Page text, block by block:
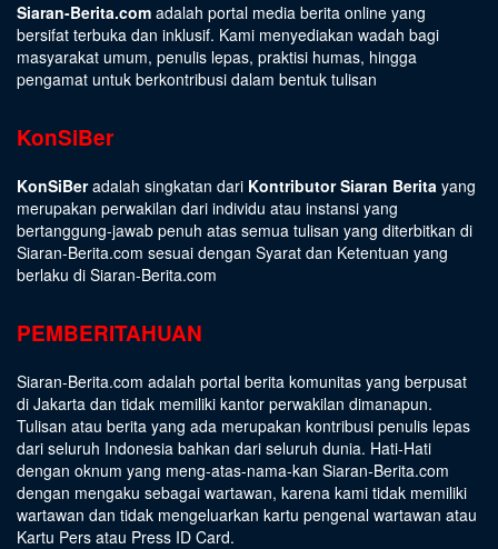
Siaran-Berita.com adalah portal media berita online yang
bersifat terbuka dan inklusif. Kami menyediakan wadah bagi
masyarakat umum, penulis lepas, praktisi humas, hingga
pengamat untuk berkontribusi dalam bentuk tulisan
KonSiBer
KonSiBeradalah singkatan dari Kontributor Siaran Berita yang
merupakan perwakilan dari individu atau instansi yang
bertanggung-jawab penuh atas semua tulisan yang diterbitkan di
Siaran-Berita.com sesuai dengan Syarat dan Ketentuan yang
berlaku di Siaran-Berita.com
PEMBERITAHUAN
Siaran-Berita.com adalah portal berita komunitas yang berpusat
di Jakarta dan tidak memiliki kantor perwakilan dimanapun.
Tulisan atau berita yang ada merupakan kontribusi penulis lepas
dari seluruh Indonesia bahkan dari seluruh dunia. Hati-Hati
dengan oknum yang meng-atas-nama-kan Siaran-Berita.com
dengan mengaku sebagai wartawan, karena kami tidak memiliki
wartawan dan tidak mengeluarkan kartu pengenal wartawan atau
Kartu Pers atau Press ID Card.